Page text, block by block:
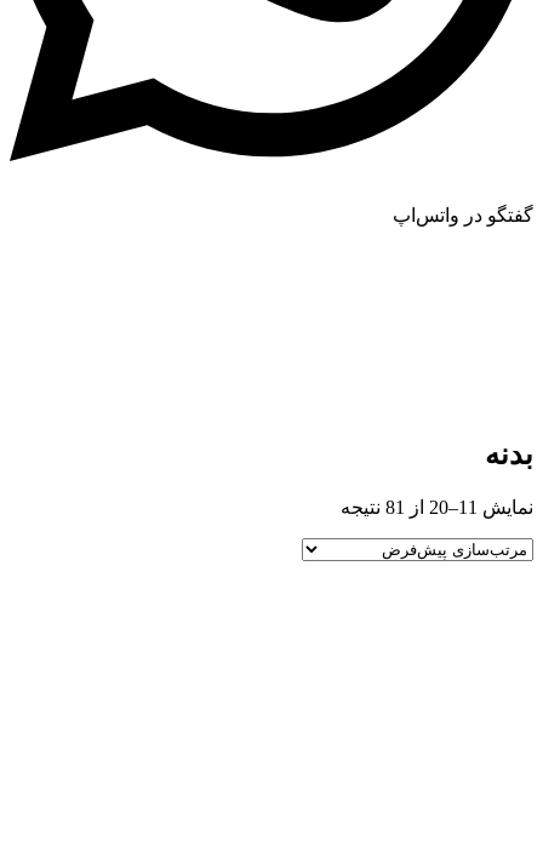
گفتگو در واتس‌اپ
بدنه
نمایش 11–20 از 81 نتیجه